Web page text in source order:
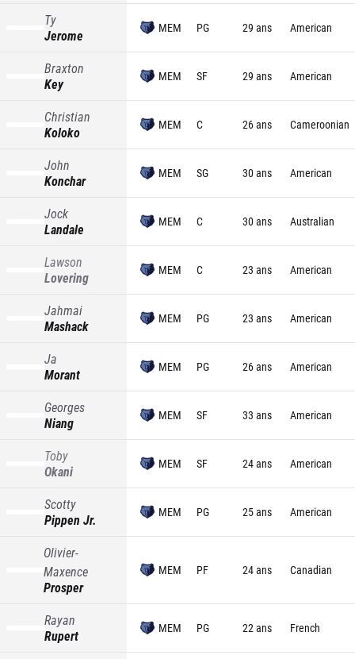
Ty
Jerome
MEM PG 29 ans American
Braxton
Key
MEM SF 29 ans American
Christian
Koloko
MEM C 26 ans Cameroonian
John
Konchar
MEM SG 30 ans American
Jock
Landale
MEM C 30 ans Australian
Lawson
Lovering
MEM C 23 ans American
Jahmai
Mashack
MEM PG 23 ans American
Ja
Morant
MEM PG 26 ans American
Georges
Niang
MEM SF 33 ans American
Toby
Okani
MEM SF 24 ans American
Scotty
Pippen Jr.
MEM PG 25 ans American
Olivier-
Maxence
Prosper
MEM PF 24 ans Canadian
Rayan
Rupert
MEM PG 22 ans French